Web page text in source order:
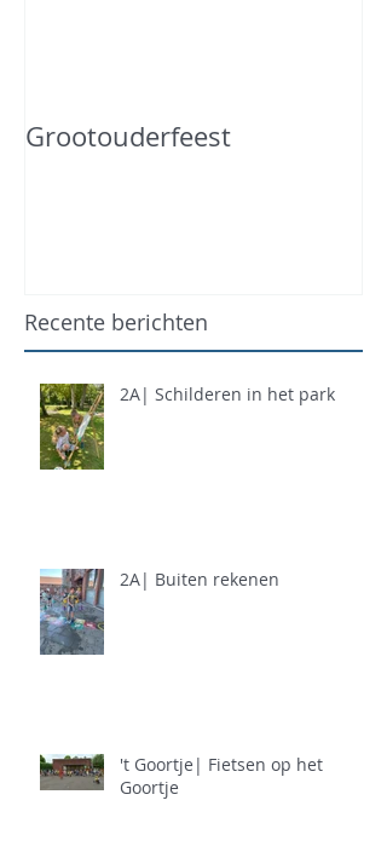
Grootouderfeest
Recente berichten
2A| Schilderen in het park
2A| Buiten rekenen
't Goortje| Fietsen op het
Goortje